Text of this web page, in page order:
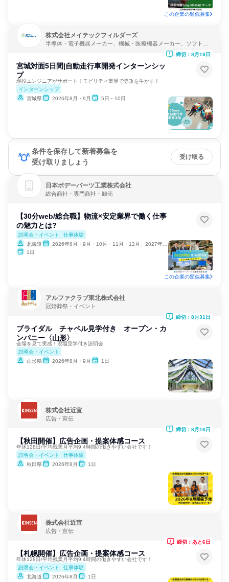
この企業の類似募集
株式会社メイテックフィルダーズ
半導体・電子機器メーカー、機械・医療機器メーカー、ソフトウ
宮城対面5日間|自動走行車開発インターンシッ
プ
現役エンジニアがサポート！モビリティ業界で専攻を生かす！
インターンシップ
宮城県
2026年8月・9月 5日～10日
締切：8月19日
条件を保存して新着募集を
受け取りましょう
受け取る
日本ボデーパーツ工業株式会社
総合商社・専門商社・卸売
【30分web/総合職】物流×安定業界で働く仕事
の魅力とは?
説明会・イベント
仕事体験
北海道
2026年8月・9月・10月・11月・12月、2027年1月・2月・3月・4月・5月
1日
この企業の類似募集
アルファクラブ東北株式会社
冠婚葬祭・イベント
ブライダル チャペル見学付き オープン・カ
ンパニー〈山形〉
会場を見て実感！現場見学付き説明会
説明会・イベント
山形県
2026年8月・9月 1日
締切：8月31日
株式会社近宣
広告・宣伝
【秋田開催】広告企画・提案体感コース
年休128日/平均残業月平均9.4時間の働きやすい会社です！
説明会・イベント
仕事体験
秋田県
2026年8月 1日
締切：8月16日
株式会社近宣
広告・宣伝
【札幌開催】広告企画・提案体感コース
年休128日/平均残業月平均9.4時間の働きやすい会社です！
説明会・イベント
仕事体験
北海道
2026年8月 1日
締切：あと6日